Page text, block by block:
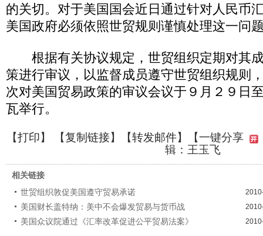
的关切。对于美国国会近日通过针对人民币
美国政府必须依照世贸规则谨慎处理这一问
根据有关协议规定，世贸组织定期对其
策进行审议，以监督成员遵守世贸组织规则
次对美国贸易政策的审议会议于９月２９日
瓦举行。
【打印】 【复制链接】【转发邮件】
【一键分享
辑：王玉飞
相关链接
世贸组织敦促美国遵守贸易承诺
美国财长盖特纳：美中不会爆发贸易与货币战
美国众议院通过《汇率改革促进公平贸易法案》